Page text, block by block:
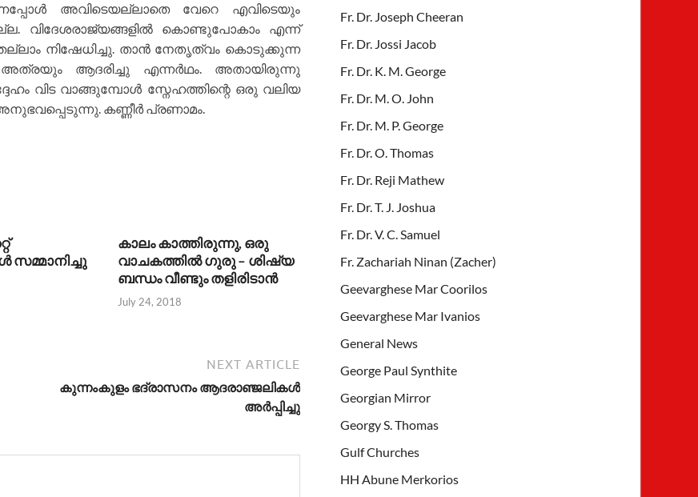
അവിടെയല്ലാതെ വേറെ എവിടെയും
വിദേശരാജ്യങ്ങളിൽ കൊണ്ടുപോകാം എന്ന്
നിഷേധിച്ചു. താൻ നേതൃത്വം കൊടുക്കുന്ന
ആദരിച്ചു എന്നർഥം. അതായിരുന്നു
വിട വാങ്ങുമ്പോൾ സ്നേഹത്തിന്റെ ഒരു വലിയ
കണ്ണീർ പ്രണാമം.
കാലം കാത്തിരുന്നു, ഒരു
വാചകത്തിൽ ഗുരു – ശിഷ്യ
ബന്ധം വീണ്ടും തളിരിടാൻ
July 24, 2018
NEXT ARTICLE
കുന്നംകുളം ഭദ്രാസനം ആദരാഞ്ജലികള്‍
അര്‍പ്പിച്ചു
Fr. Dr. Joseph Cheeran
Fr. Dr. Jossi Jacob
Fr. Dr. K. M. George
Fr. Dr. M. O. John
Fr. Dr. M. P. George
Fr. Dr. O. Thomas
Fr. Dr. Reji Mathew
Fr. Dr. T. J. Joshua
Fr. Dr. V. C. Samuel
Fr. Zachariah Ninan (Zacher)
Geevarghese Mar Coorilos
Geevarghese Mar Ivanios
General News
George Paul Synthite
Georgian Mirror
Georgy S. Thomas
Gulf Churches
HH Abune Merkorios